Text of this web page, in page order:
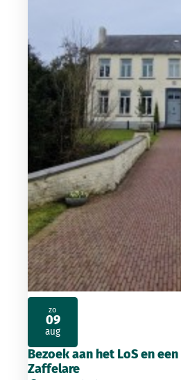
Bezoek aan het LoS en
Zaffelare
zo
09
aug
2026